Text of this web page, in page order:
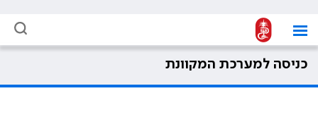
כניסה למערכת המקוונת